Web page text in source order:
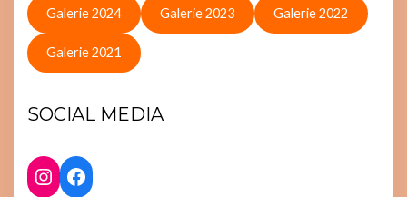
Galerie 2024 Galerie 2023 Galerie 2022
Galerie 2021
SOCIAL MEDIA
INSTAGRAM
FACEBOOK